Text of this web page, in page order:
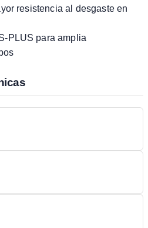
resistencia al desgaste en
PLUS para amplia